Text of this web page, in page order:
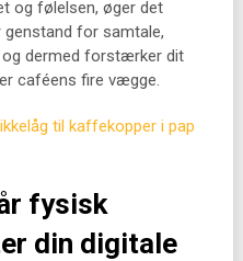
og følelsen, øger det
genstand for samtale,
dermed forstærker dit
caféens fire vægge.
til kaffekopper i pap
fysisk
din digitale